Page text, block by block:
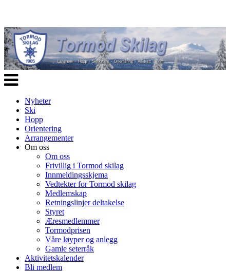
Veksle
navigasjon
Nyheter
Ski
Hopp
Orientering
Arrangementer
Om oss
Om oss
Frivillig i Tormod skilag
Innmeldingsskjema
Vedtekter for Tormod skilag
Medlemskap
Retningslinjer deltakelse
Styret
Æresmedlemmer
Tormodprisen
Våre løyper og anlegg
Gamle seterråk
Aktivitetskalender
Bli medlem